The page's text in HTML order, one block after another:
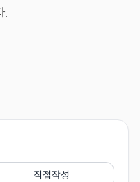
.
직접작성